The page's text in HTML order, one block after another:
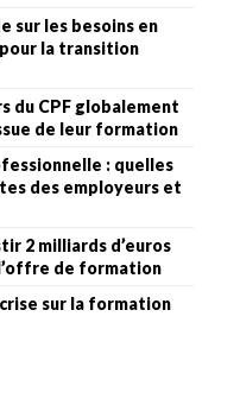
sur les besoins en
la transition
du CPF globalement
de leur formation
: quelles
des employeurs et
2 milliards d’euros
de formation
crise sur la formation